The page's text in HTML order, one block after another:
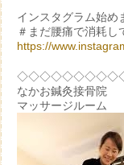
インスタグラム始め
＃まだ腰痛で消耗
https://
なかお鍼灸接骨院
マッサージルーム